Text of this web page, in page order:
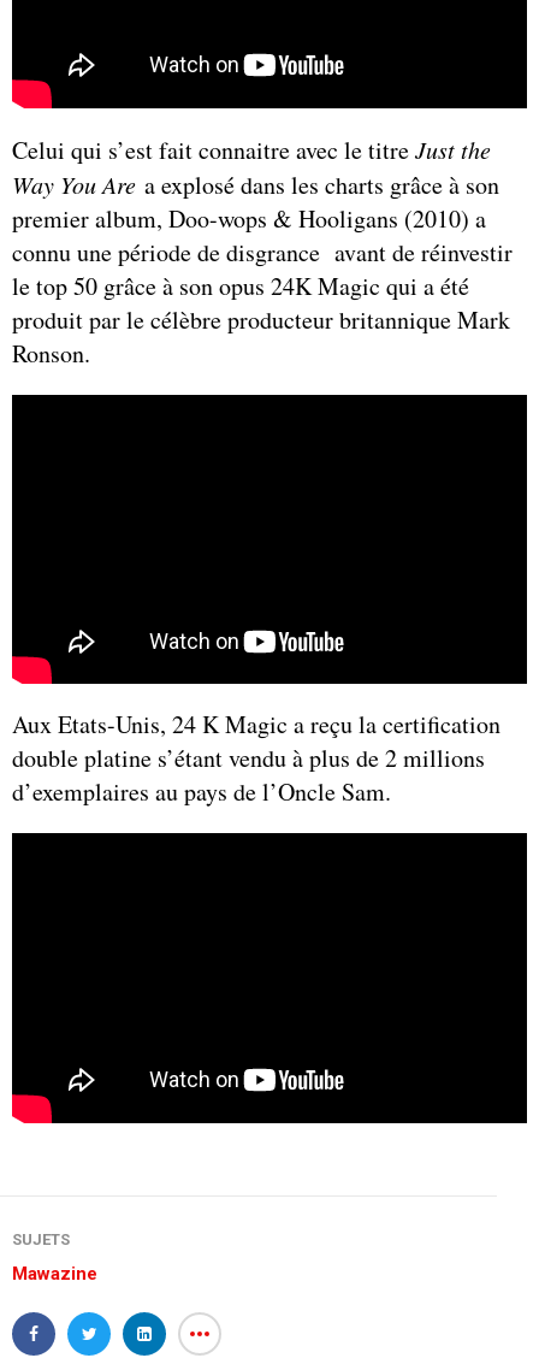
Celui qui s’est fait connaitre avec le titreJust the
Way You Are a explosé dans les charts grâce à son
premier album, Doo-wops & Hooligans (2010) a
connu une période de disgrance avant de réinvestir
le top 50 grâce à son opus 24K Magic qui a été
produit par le célèbre producteur britannique Mark
Ronson.
Aux Etats-Unis, 24 K Magic a reçu la certification
double platine s’étant vendu à plus de 2 millions
d’exemplaires au pays de l’Oncle Sam.
SUJETS
Mawazine